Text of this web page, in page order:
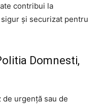
contribui la
și securizat pentru
Domnesti,
urgență sau de